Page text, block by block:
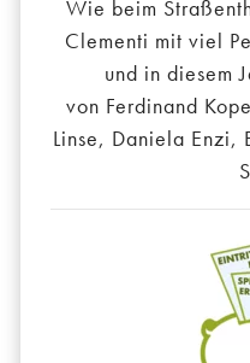
Wie beim
Clementi mit viel
und in diesem
von Ferdinand
Linse, Daniela Enzi,